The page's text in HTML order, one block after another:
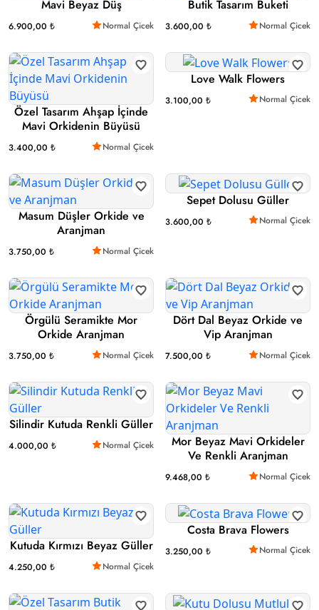
Mavi Beyaz Düş
6.900,00 ₺ Normal Çicek
Butik Tasarım Buketi
3.600,00 ₺ Normal Çicek
Özel Tasarım Ahşap İçinde
Mavi Orkidenin Büyüsü
3.400,00 ₺ Normal Çicek
Love Walk Flowers
3.100,00 ₺ Normal Çicek
Masum Düşler Orkide ve
Aranjman
3.750,00 ₺ Normal Çicek
Sepet Dolusu Güller
3.600,00 ₺ Normal Çicek
Örgülü Seramikte Mor
Orkide Aranjman
3.750,00 ₺ Normal Çicek
Dört Dal Beyaz Orkide ve
Vip Aranjman
7.500,00 ₺ Normal Çicek
Silindir Kutuda Renkli Güller
4.000,00 ₺ Normal Çicek
Mor Beyaz Mavi Orkideler
Ve Renkli Aranjman
9.468,00 ₺ Normal Çicek
Kutuda Kırmızı Beyaz Güller
4.250,00 ₺ Normal Çicek
Costa Brava Flowers
3.250,00 ₺ Normal Çicek